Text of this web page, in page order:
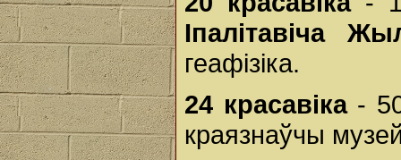
Іпалітавіча
геафізіка.
24 красавіка- 50
краязнаўчы